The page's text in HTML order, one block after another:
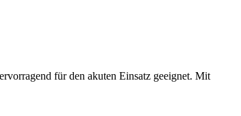
für den akuten Einsatz geeignet. Mit